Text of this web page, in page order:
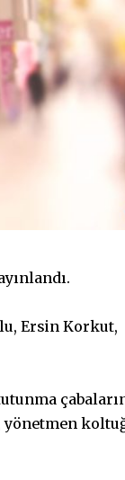
Ersin Korkut,
yönetmen